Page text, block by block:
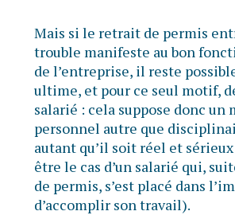
Mais si le retrait de permis
trouble manifeste au bon
de l’entreprise, il reste
ultime, et pour ce seul motif,
salarié : cela suppose donc un
personnel autre que
autant qu’il soit réel et
être le cas d’un salarié qui,
de permis, s’est placé dans
d’accomplir son travail).